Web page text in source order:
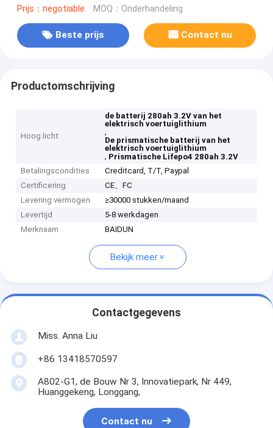
Prijs：negotiable MOQ：Onderhandeling
Beste prijs Contact nu
Productomschrijving
Hoog licht
de batterij 280ah 3.2V van het
elektrisch voertuiglithium
,
De prismatische batterij van het
elektrisch voertuiglithium
, Prismatische Lifepo4 280ah 3.2V
Betalingscondities
Creditcard, T/T, Paypal
Certificering
CE、FC
Levering vermogen
≥30000 stukken/maand
Levertijd
5-8 werkdagen
Merknaam
BAIDUN
Bekijk meer
Contactgegevens
Miss. Anna Liu
+86 13418570597
A802-G1, de Bouw Nr 3, Innovatiepark, Nr 449,
Huanggekeng, Longgang,
Contact nu